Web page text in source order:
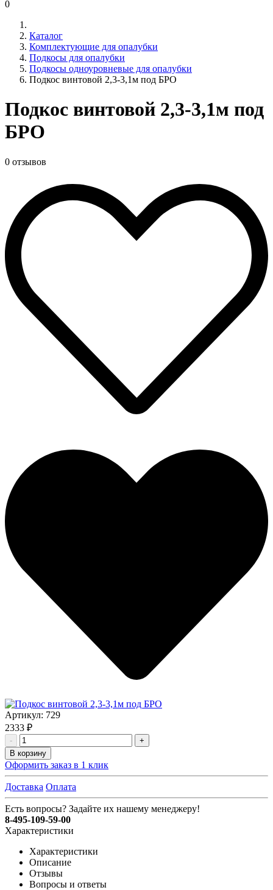
0
Каталог
Комплектующие для опалубки
Подкосы для опалубки
Подкосы одноуровневые для опалубки
Подкос винтовой 2,3-3,1м под БРО
Подкос винтовой 2,3-3,1м под
БРО
0 отзывов
Артикул: 729
2333 ₽
-
+
В корзину
Оформить заказ в 1 клик
Доставка Оплата
Есть вопросы? Задайте их нашему менеджеру!
8-495-109-59-00
Характеристики
Характеристики
Описание
Отзывы
Вопросы и ответы